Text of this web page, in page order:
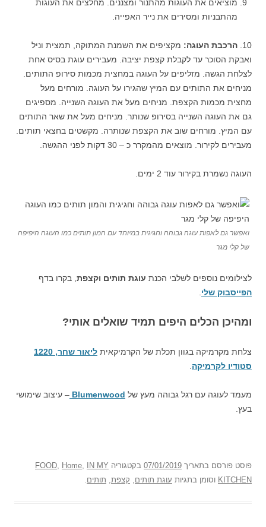
מוציאים את העוגות מהתנור ומצננים. מחלצים את העוגות
מהתבניות ומסירים את נייר האפייה.
10. הרכבת העוגה: מקציפים את השמנת המתוקה, תמצית וניל
ואבקת הסוכר עד לקבלת קצפת יציבה. מעבירים עוגת בסיס אחת
לצלחת הגשה. מזליפים על העוגה במחצית מכמות סירופ התותים.
מניחים את התותים עם המיץ שהגירו על העוגה. מורחים מעל
מחצית מכמות הקצפת. מניחים מעל את העוגה השנייה. מספיגים
גם את העוגה השנייה בסירופ שנותר. מניחים מעל את שאר התותים
עם המיץ. מורחים שוב את הקצפת שנותרה. מקשטים בחצאי תותים.
מעבירים לקירור. מוצאים מהמקרר כ – 30 דקות לפני ההגשה.
העוגה נשמרת בקירור עוד 2 ימים.
ואפשר גם לאפות עוגה גבוהה וחגיגית במיוחד עם המון תותים כמו העוגה היפיפה
של קלי מגר
לצילומים נוספים לשלבי הכנת עוגת תותים וקצפת , בקרו בדף
הפייסבוק שלי
ומהיכן הכלים היפים תמיד שואלים אותי?
צלחת מקרמיקה בגוון תכלת של הקרמיקאית
ליאור שחר, 1220
סטודיו לקרמיקה
מעמד לעוגה עם רגל גבוהה מעץ של Blumenwood – עיצוב שימושי
בעץ.
פוסט פורסם בתאריך 07/01/2019 בקטגוריה FOOD Home IN MY
KITCHEN וסומן בתגיות עוגת תותים קצפת תותים